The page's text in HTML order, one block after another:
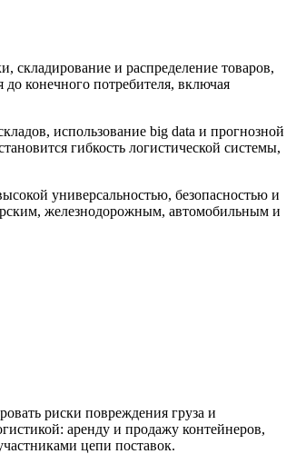
складирование и распределение товаров,
конечного потребителя, включая
использование big data и прогнозной
гибкость логистической системы,
универсальностью, безопасностью и
железнодорожным, автомобильным и
риски повреждения груза и
аренду и продажу контейнеров,
цепи поставок.